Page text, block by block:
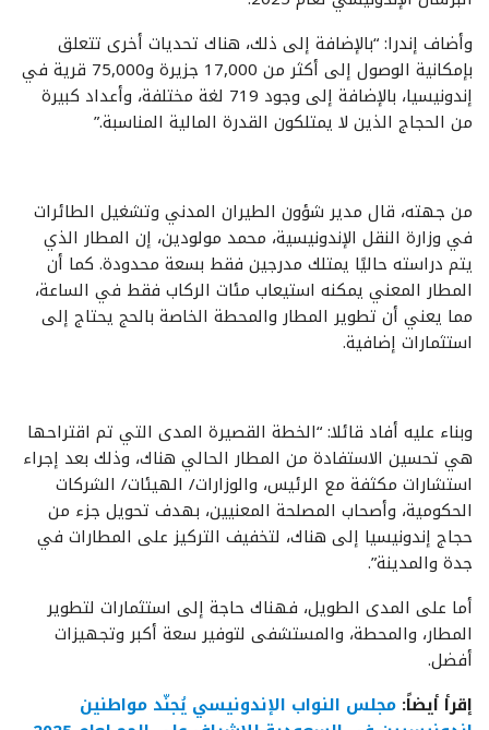
وأضاف إندرا: “بالإضافة إلى ذلك، هناك تحديات أخرى تتعلق
بإمكانية الوصول إلى أكثر من 17,000 جزيرة و75,000 قرية في
إندونيسيا، بالإضافة إلى وجود 719 لغة مختلفة، وأعداد كبيرة
من الحجاج الذين لا يمتلكون القدرة المالية المناسبة.”
من جهته، قال مدير شؤون الطيران المدني وتشغيل الطائرات
في وزارة النقل الإندونيسية، محمد مولودين، إن المطار الذي
يتم دراسته حاليًا يمتلك مدرجين فقط بسعة محدودة. كما أن
المطار المعني يمكنه استيعاب مئات الركاب فقط في الساعة،
مما يعني أن تطوير المطار والمحطة الخاصة بالحج يحتاج إلى
استثمارات إضافية.
وبناء عليه أفاد قائلا: “الخطة القصيرة المدى التي تم اقتراحها
هي تحسين الاستفادة من المطار الحالي هناك، وذلك بعد إجراء
استشارات مكثفة مع الرئيس، والوزارات/ الهيئات/ الشركات
الحكومية، وأصحاب المصلحة المعنيين، بهدف تحويل جزء من
حجاج إندونيسيا إلى هناك، لتخفيف التركيز على المطارات في
جدة والمدينة”.
أما على المدى الطويل، فهناك حاجة إلى استثمارات لتطوير
المطار، والمحطة، والمستشفى لتوفير سعة أكبر وتجهيزات
أفضل.
إقرأ أيضاً: مجلس النواب الإندونيسي يُجنّد مواطنين